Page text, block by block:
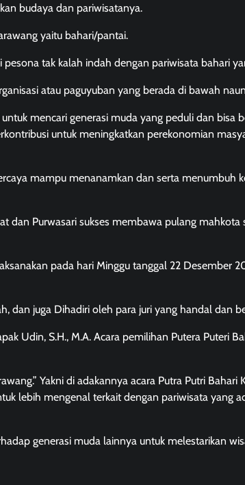
budaya dan pariwisatanya.
yaitu bahari/pantai.
tak kalah indah dengan pariwisata bahari
atau paguyuban yang berada di bawah
mencari generasi muda yang peduli dan bisa
untuk meningkatkan perekonomian
mampu menanamkan dan serta menumbuh
dan Purwasari sukses membawa pulang mahkota
pada hari Minggu tanggal 22 Desember
dan juga Dihadiri oleh para juri yang handal dan
Udin, S.H., M.A. Acara pemilihan Putera Puteri
Yakni di adakannya acara Putra Putri Bahari
lebih mengenal terkait dengan pariwisata yang
generasi muda lainnya untuk melestarikan